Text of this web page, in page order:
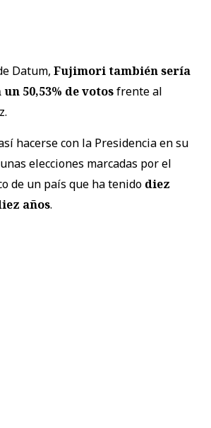
Datum, Fujimori también sería
50,53% de votosfrente al
hacerse con la Presidencia en su
elecciones marcadas por el
de un país que ha tenido diez
años.